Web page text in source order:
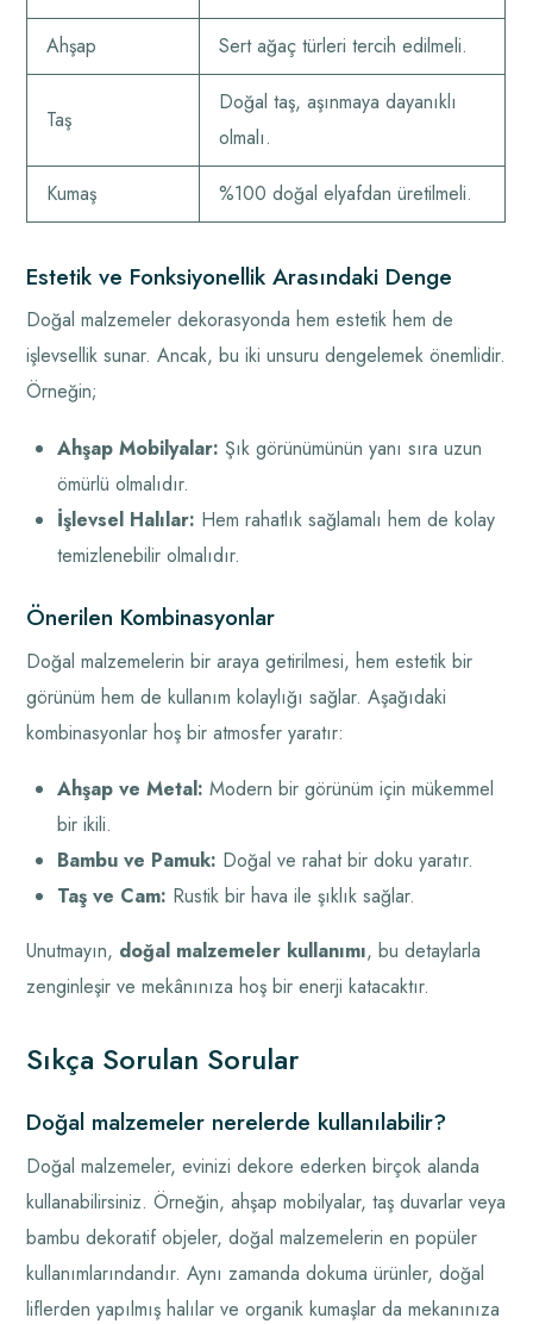
Ahşap Sert ağaç türleri tercih edilmeli.
Taş
Doğal taş, aşınmaya dayanıklı
olmalı.
Kumaş %100 doğal elyafdan üretilmeli.
Estetik ve Fonksiyonellik Arasındaki Denge
Doğal malzemeler dekorasyonda hem estetik hem de
işlevsellik sunar. Ancak, bu iki unsuru dengelemek önemlidir.
Örneğin;
Ahşap Mobilyalar: Şık görünümünün yanı sıra uzun
ömürlü olmalıdır.
İşlevsel Halılar: Hem rahatlık sağlamalı hem de kolay
temizlenebilir olmalıdır.
Önerilen Kombinasyonlar
Doğal malzemelerin bir araya getirilmesi, hem estetik bir
görünüm hem de kullanım kolaylığı sağlar. Aşağıdaki
kombinasyonlar hoş bir atmosfer yaratır:
Ahşap ve Metal: Modern bir görünüm için mükemmel
bir ikili.
Bambu ve Pamuk: Doğal ve rahat bir doku yaratır.
Taş ve Cam: Rustik bir hava ile şıklık sağlar.
Unutmayın, doğal malzemeler kullanımı, bu detaylarla
zenginleşir ve mekânınıza hoş bir enerji katacaktır.
Sıkça Sorulan Sorular
Doğal malzemeler nerelerde kullanılabilir?
Doğal malzemeler, evinizi dekore ederken birçok alanda
kullanabilirsiniz. Örneğin, ahşap mobilyalar, taş duvarlar veya
bambu dekoratif objeler, doğal malzemelerin en popüler
kullanımlarındandır. Aynı zamanda dokuma ürünler, doğal
liflerden yapılmış halılar ve organik kumaşlar da mekanınıza